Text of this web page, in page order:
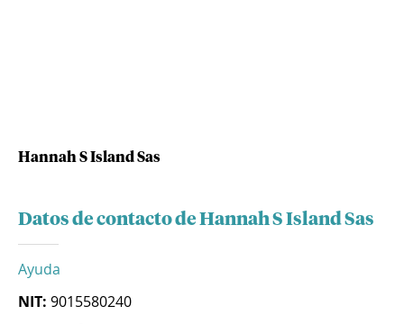
Hannah S Island Sas
Datos de contacto de Hannah S Island Sas
Ayuda
NIT: 9015580240